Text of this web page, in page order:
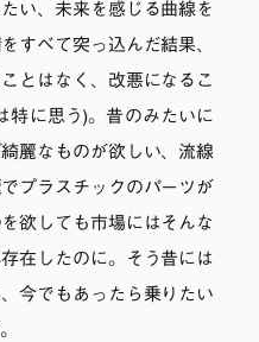
い、未来を感じる曲線を
すべて突っ込んだ結果、
とはなく、改悪になるこ
特に思う)。昔のみたいに
麗なものが欲しい、流線
プラスチックのパーツが
欲しても市場にはそんな
在したのに。そう昔には
今でもあったら乗りたい